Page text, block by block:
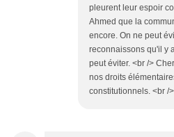
pleurent leur espoir
Ahmed que la
encore. On ne peut
reconnaissons qu'il y
peut éviter. <br />
nos droits
constitutionnels. <br /